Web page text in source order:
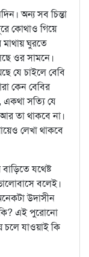
অন্য সব চিন্তা
কোথাও গিয়ে
ঘুরতে
ওর সামনে।
যে চাইলে বেবি
কেন বেবির
একথা সত্যি যে
তা থাকবে না।
লেখা থাকবে
যথেষ্ট
বলেই।
উদাসীন
কি? এই পুরোনো
চলে যাওয়াই কি